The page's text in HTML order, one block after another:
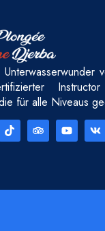
für alle Niveaus